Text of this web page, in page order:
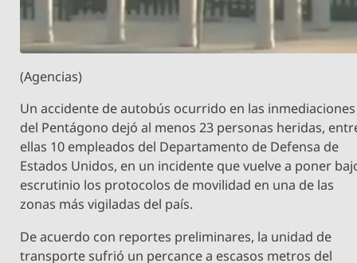
(Agencias)
Un accidente de autobús ocurrido en las inmediaciones
del Pentágono dejó al menos 23 personas heridas,
ellas 10 empleados del Departamento de Defensa de
Estados Unidos, en un incidente que vuelve a poner
escrutinio los protocolos de movilidad en una de las
zonas más vigiladas del país.
De acuerdo con reportes preliminares, la unidad de
transporte sufrió un percance a escasos metros del